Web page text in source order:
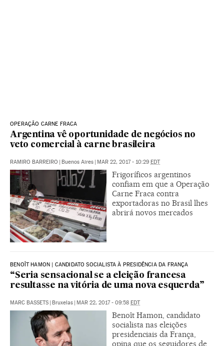
OPERAÇÃO CARNE FRACA
Argentina vê oportunidade de negócios no
veto comercial à carne brasileira
RAMIRO BARREIRO | Buenos Aires | MAR 22, 2017 - 10:29 EDT
Frigoríficos argentinos
confiam em que a Operação
Carne Fraca contra
exportadoras no Brasil lhes
abrirá novos mercados
BENOÎT HAMON | CANDIDATO SOCIALISTA À PRESIDÊNCIA DA FRANÇA
“Seria sensacional se a eleição francesa
resultasse na vitória de uma nova esquerda”
MARC BASSETS | Bruxelas | MAR 22, 2017 - 09:58 EDT
Benoît Hamon, candidato
socialista nas eleições
presidenciais da França,
opina que os seguidores de